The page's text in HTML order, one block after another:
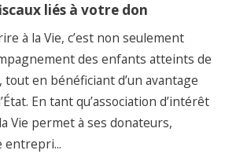
liés à votre don
à la Vie, c’est non seulement
des enfants atteints de
en bénéficiant d’un avantage
En tant qu’association d’intérêt
Vie permet à ses donateurs,
entrepri...